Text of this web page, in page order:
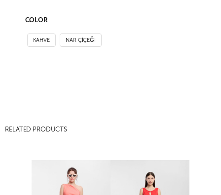
COLOR
KAHVE NAR ÇİÇEĞİ
RELATED PRODUCTS